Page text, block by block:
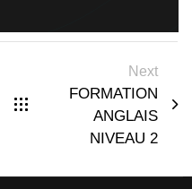
Next
FORMATION
ANGLAIS
NIVEAU 2